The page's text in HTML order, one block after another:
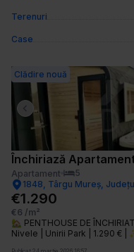
Terenuri
Case
Previous slide
Clădire nouă
Închiriază
Apartament
5
1848, Târgu Mureș,
€1.290
€6 /m²
🏡 PENTHOUSE DE
Nivele | Unirii Park | 1.290 € |